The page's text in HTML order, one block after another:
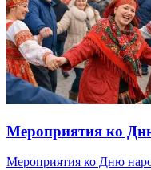
Мероприятия ко
Мероприятия ко Дню